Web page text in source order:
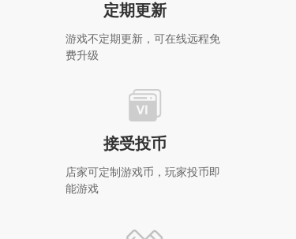
定期更新
游戏不定期更新，可在线远程免
费升级
接受投币
店家可定制游戏币，玩家投币即
能游戏